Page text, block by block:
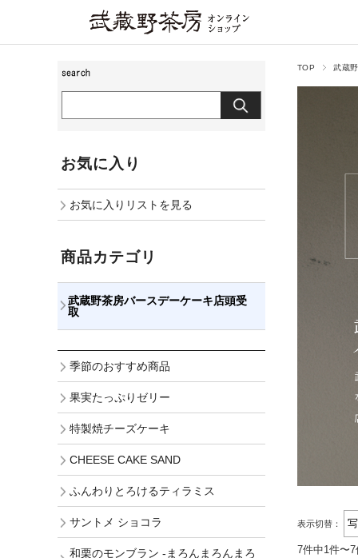
TOP 武蔵
表示切替：
7件中1件〜
お気に入り
お気に入りリストを見る
商品カテゴリ
武蔵野茶房バースデーケーキ店頭受
取
季節のおすすめ商品
果実たっぷりゼリー
特製焼チーズケーキ
CHEESE CAKE SAND
ふんわりとろけるティラミス
サントメ ショコラ
和栗のモンブラン -まろんまろんまろ